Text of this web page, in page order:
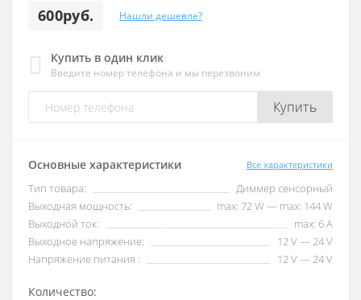
600руб. Нашли дешевле?
Купить в один клик
Введите номер телефона и мы перезвоним
Купить
Основные характеристики Все характеристики
Тип товара:
Диммер сенсорный
Выходная мощность:
max: 72 W — max: 144 W
Выходной ток:
max: 6 A
Выходное напряжение:
12 V — 24 V
Напряжение питания :
12 V — 24 V
Количество: